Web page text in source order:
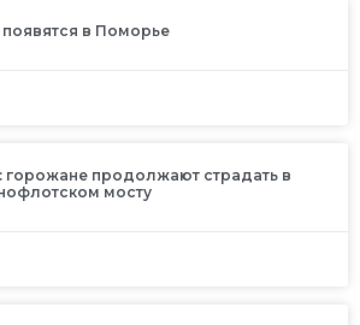
в Поморье
горожане продолжают страдать в
мосту